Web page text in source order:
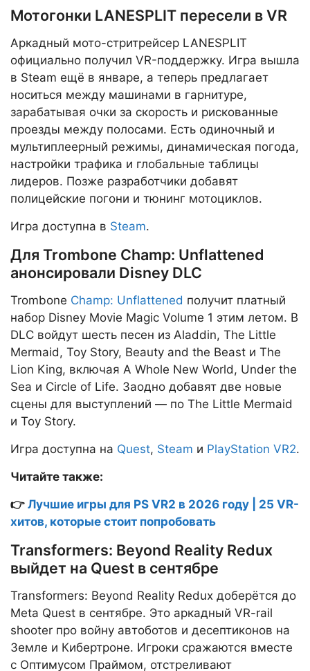
Мотогонки LANESPLIT пересели в VR
Аркадный мото-стритрейсер LANESPLIT
официально получил VR-поддержку. Игра вышла
в Steam ещё в январе, а теперь предлагает
носиться между машинами в гарнитуре,
зарабатывая очки за скорость и рискованные
проезды между полосами. Есть одиночный и
мультиплеерный режимы, динамическая погода,
настройки трафика и глобальные таблицы
лидеров. Позже разработчики добавят
полицейские погони и тюнинг мотоциклов.
Игра доступна в Steam.
Для Trombone Champ: Unflattened
анонсировали Disney DLC
Trombone Champ: Unflattened получит платный
набор Disney Movie Magic Volume 1 этим летом. В
DLC войдут шесть песен из Aladdin, The Little
Mermaid, Toy Story, Beauty and the Beast и The
Lion King, включая A Whole New World, Under the
Sea и Circle of Life. Заодно добавят две новые
сцены для выступлений — по The Little Mermaid
и Toy Story.
Игра доступна на Quest, Steam и PlayStation VR2.
Читайте также:
👉 Лучшие игры для PS VR2 в 2026 году | 25 VR-
хитов, которые стоит попробовать
Transformers: Beyond Reality Redux
выйдет на Quest в сентябре
Transformers: Beyond Reality Redux доберётся до
Meta Quest в сентябре. Это аркадный VR-rail
shooter про войну автоботов и десептиконов на
Земле и Кибертроне. Игроки сражаются вместе
с Оптимусом Праймом, отстреливают